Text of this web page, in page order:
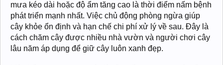
mưa kéo dài hoặc độ ẩm tăng cao là thời điểm nấm bệnh
phát triển mạnh nhất. Việc chủ động phòng ngừa giúp
cây khỏe ổn định và hạn chế chi phí xử lý về sau. Đây là
cách chăm cây được nhiều nhà vườn và người chơi cây
lâu năm áp dụng để giữ cây luôn xanh đẹp.